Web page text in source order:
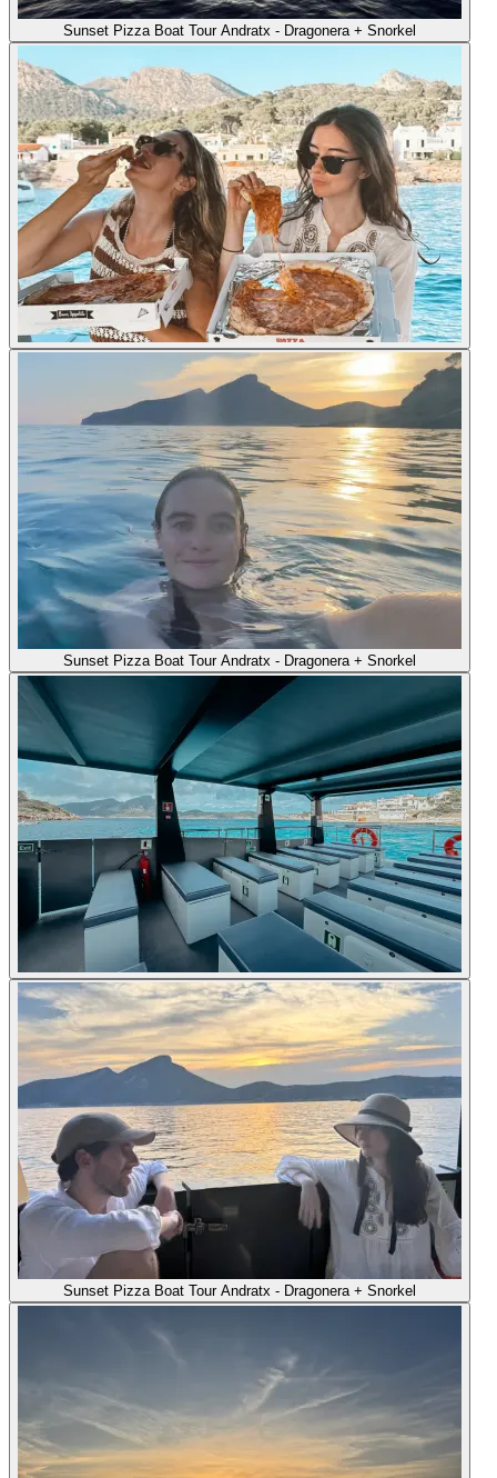
Sunset Pizza Boat Tour Andratx - Dragonera + Snorkel
Sunset Pizza Boat Tour Andratx - Dragonera + Snorkel
Sunset Pizza Boat Tour Andratx - Dragonera + Snorkel